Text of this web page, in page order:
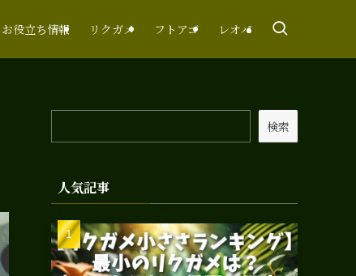
お役立ち情報 リクガメ フトアゴ レオパ
検索
人気記事